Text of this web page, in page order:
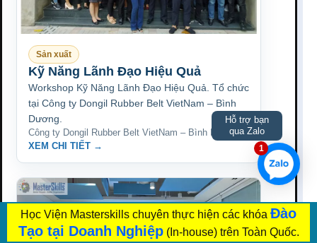
Sản xuất
Kỹ Năng Lãnh Đạo Hiệu Quả
Workshop Kỹ Năng Lãnh Đạo Hiệu Quả. Tổ chức
tại Công ty Dongil Rubber Belt VietNam – Bình
Dương.
Công ty Dongil Rubber Belt VietNam – Bình Dương
XEM CHI TIẾT →
1
Hỗ trợ bạn
qua Zalo
Học Viện Masterskills chuyên thực hiện các khóa Đào
Tạo tại Doanh Nghiệp(In-house) trên Toàn Quốc.